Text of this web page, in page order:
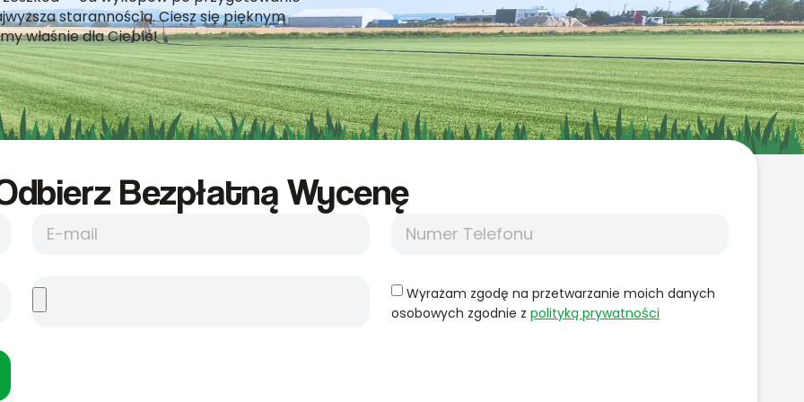
starannością. Ciesz się pięknym
właśnie dla Ciebie!
Bezpłatną Wycenę
Wyrażam zgodę na przetwarzanie moich danych
osobowych zgodnie z polityką prywatności